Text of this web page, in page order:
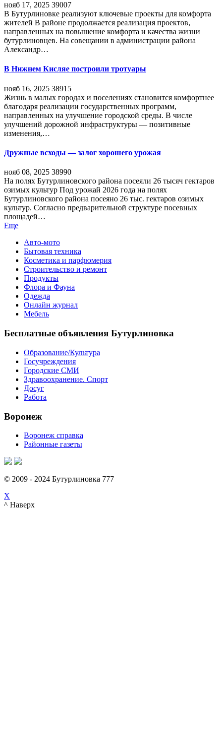
нояб 17, 2025 39007
В Бутурлиновке реализуют ключевые проекты для комфорта
жителей В районе продолжается реализация проектов,
направленных на повышение комфорта и качества жизни
бутурлиновцев. На совещании в администрации района
Александр…
В Нижнем Кисляе построили тротуары
нояб 16, 2025 38915
Жизнь в малых городах и поселениях становится комфортнее
благодаря реализации государственных программ,
направленных на улучшение городской среды. В числе
улучшений дорожной инфраструктуры — позитивные
изменения,…
Дружные всходы — залог хорошего урожая
нояб 08, 2025 38990
На полях Бутурлиновского района посеяли 26 тысяч гектаров
озимых культур Под урожай 2026 года на полях
Бутурлиновского района посеяно 26 тыс. гектаров озимых
культур. Согласно предварительной структуре посевных
площадей…
Еще
Авто-мото
Бытовая техника
Косметика и парфюмерия
Строительство и ремонт
Продукты
Флора и Фауна
Одежда
Онлайн журнал
Мебель
Бесплатные объявления Бутурлиновка
Образование/Культура
Госучреждения
Городские СМИ
Здравоохранение. Спорт
Досуг
Работа
Воронеж
Воронеж справка
Районные газеты
© 2009 - 2024 Бутурлиновка 777
X
^ Наверх